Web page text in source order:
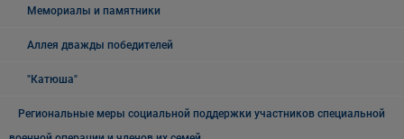
Мемориалы и памятники
Аллея дважды победителей
"Катюша"
Региональные меры социальной поддержки участников специальной